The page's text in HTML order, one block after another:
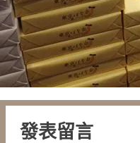
發表留言